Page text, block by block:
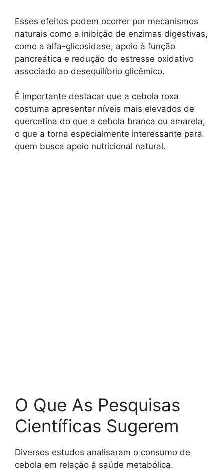
Esses efeitos podem ocorrer por mecanismos
naturais como a inibição de enzimas digestivas,
como a alfa-glicosidase, apoio à função
pancreática e redução do estresse oxidativo
associado ao desequilíbrio glicêmico.
É importante destacar que a cebola roxa
costuma apresentar níveis mais elevados de
quercetina do que a cebola branca ou amarela,
o que a torna especialmente interessante para
quem busca apoio nutricional natural.
O Que As Pesquisas
Científicas Sugerem
Diversos estudos analisaram o consumo de
cebola em relação à saúde metabólica.